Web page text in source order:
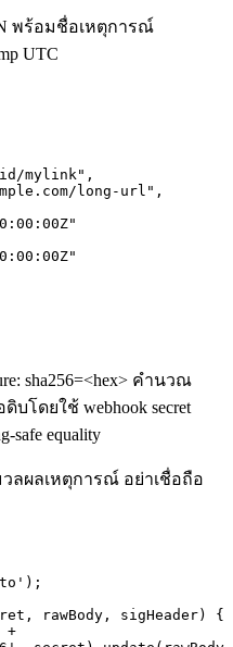
พร้อมชื่อเหตุการณ์
UTC
mylink",
long-url",
sha256=<hex> คำนวณ
โดยใช้ webhook secret
equality
ลผลเหตุการณ์ อย่าเชื่อถือ
rawBody, sigHeader) {
+